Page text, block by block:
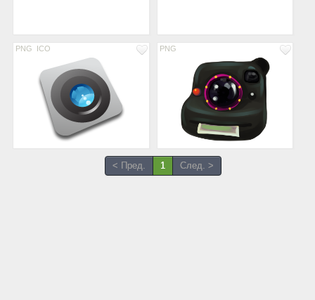
PNG ICO PNG
< Пред. 1 След. >